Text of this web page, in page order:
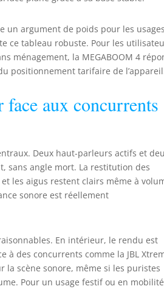
un argument de poids pour les usages
ce tableau robuste. Pour les
ménagement, la MEGABOOM 4
positionnement tarifaire de
face aux concurrents
Deux haut-parleurs actifs et
sans angle mort. La restitution des
les aigus restent clairs même à
sonore est réellement
En intérieur, le rendu est
des concurrents comme la JBL
la scène sonore, même si les puristes
Pour un usage festif ou en